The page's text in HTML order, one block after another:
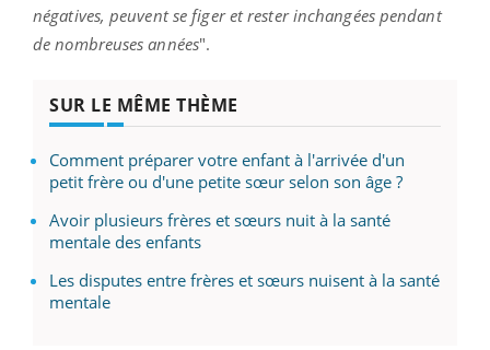
négatives, peuvent se figer et rester inchangées pendant
de nombreuses années".
SUR LE MÊME THÈME
Comment préparer votre enfant à l'arrivée d'un
petit frère ou d'une petite sœur selon son âge ?
Avoir plusieurs frères et sœurs nuit à la santé
mentale des enfants
Les disputes entre frères et sœurs nuisent à la santé
mentale